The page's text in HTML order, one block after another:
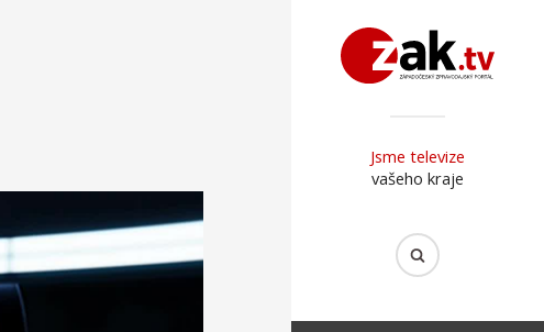
Jsme televize
vašeho kraje